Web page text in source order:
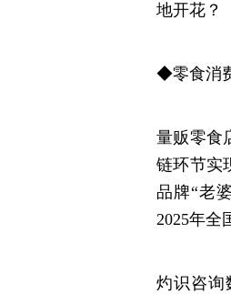
地开花？
◆零食消
量贩零食
链环节实
品牌“老
2025年全
灼识咨询